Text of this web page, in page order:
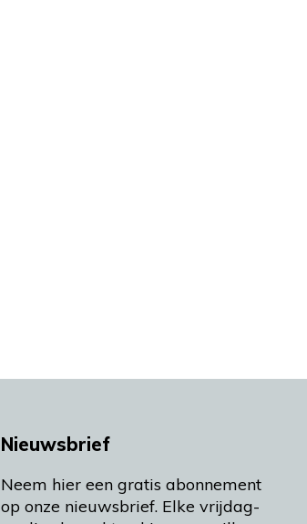
Nieuwsbrief
Neem hier een gratis abonnement
op onze nieuwsbrief. Elke vrijdag-